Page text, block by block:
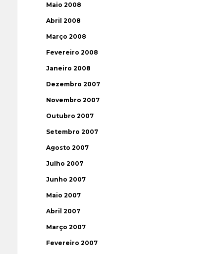
Maio 2008
Abril 2008
Março 2008
Fevereiro 2008
Janeiro 2008
Dezembro 2007
Novembro 2007
Outubro 2007
Setembro 2007
Agosto 2007
Julho 2007
Junho 2007
Maio 2007
Abril 2007
Março 2007
Fevereiro 2007